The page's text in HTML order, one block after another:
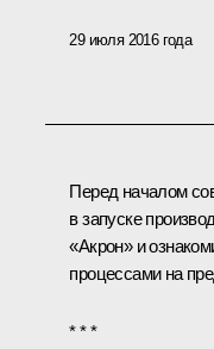
29 июля 2016 года
Перед началом
в запуске
«Акрон» и
процессами на
* * *